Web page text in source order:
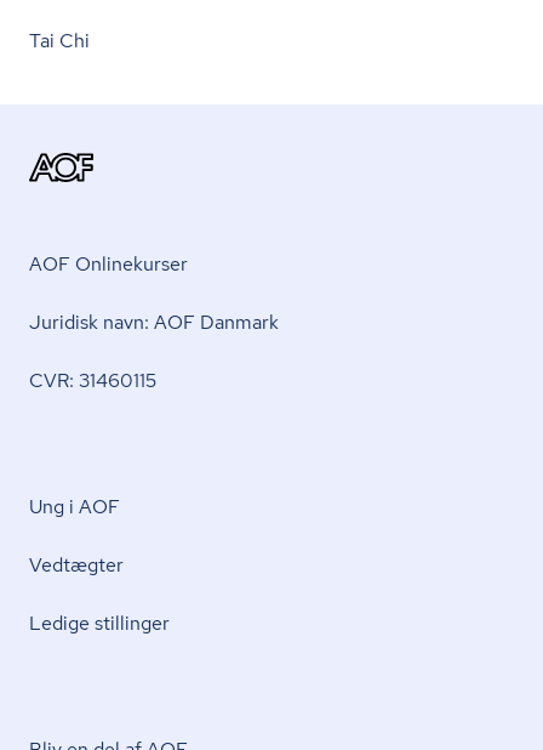
Tai Chi
AOF Onlinekurser
Juridisk navn: AOF Danmark
CVR: 31460115
Ung i AOF
Vedtægter
Ledige stillinger